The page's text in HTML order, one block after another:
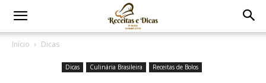
Início Dicas
Dicas Culinária Brasileira Receitas de Bolos